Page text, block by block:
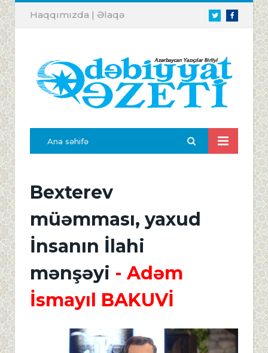
TwitterFacebook
Haqqımızda | Əlaqə
Ana səhifə
Bexterev
müəmması, yaxud
İnsanın İlahi
mənşəyi - Adəm
İsmayıl BAKUVİ